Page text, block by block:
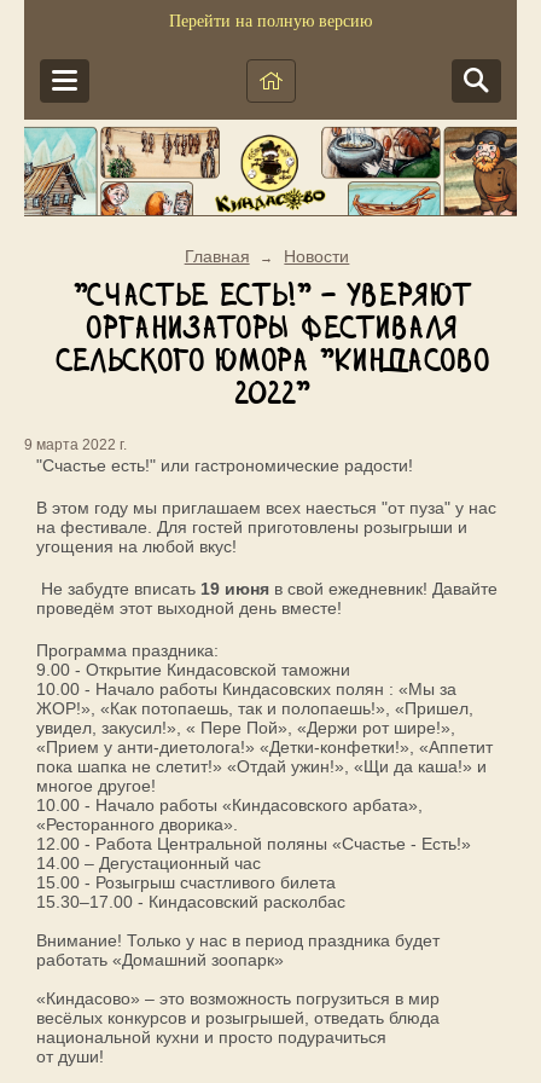
Перейти на полную версию
Главная → Новости
"Счастье есть!" - уверяют
организаторы Фестиваля
сельского юмора "Киндасово
2022"
9 марта 2022 г.
"Счастье есть!" или гастрономические радости!
В этом году мы приглашаем всех наесться "от пуза" у нас
на фестивале. Для гостей приготовлены розыгрыши и
угощения на любой вкус!
Не забудте вписать 19 июня в свой ежедневник! Давайте
проведём этот выходной день вместе!
Программа праздника:
9.00 - Открытие Киндасовской таможни
10.00 - Начало работы Киндасовских полян : «Мы за
ЖОР!», «Как потопаешь, так и полопаешь!», «Пришел,
увидел, закусил!», « Пере Пой», «Держи рот шире!»,
«Прием у анти-диетолога!» «Детки-конфетки!», «Аппетит
пока шапка не слетит!» «Отдай ужин!», «Щи да каша!» и
многое другое!
10.00 - Начало работы «Киндасовского арбата»,
«Ресторанного дворика».
12.00 - Работа Центральной поляны «Счастье - Есть!»
14.00 – Дегустационный час
15.00 - Розыгрыш счастливого билета
15.30–17.00 - Киндасовский расколбас
Внимание! Только у нас в период праздника будет
работать «Домашний зоопарк»
«Киндасово» – это возможность погрузиться в мир
весёлых конкурсов и розыгрышей, отведать блюда
национальной кухни и просто подурачиться
от души!